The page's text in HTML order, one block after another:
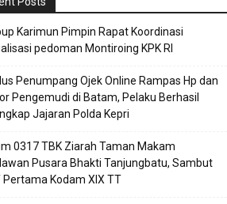
Karimun Pimpin Rapat Koordinasi
pedoman Montiroing KPK RI
Penumpang Ojek Online Rampas Hp dan
Pengemudi di Batam, Pelaku Berhasil
Jajaran Polda Kepri
0317 TBK Ziarah Taman Makam
Pusara Bhakti Tanjungbatu, Sambut
Pertama Kodam XIX TT